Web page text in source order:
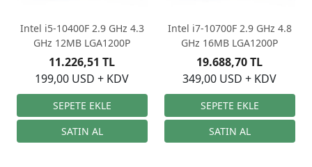
Intel i5-10400F 2.9 GHz 4.3
GHz 12MB LGA1200P
199,00 USD + KDV
11.226,51 TL
Intel i7-10700F 2.9 GHz 4.8
GHz 16MB LGA1200P
349,00 USD + KDV
19.688,70 TL